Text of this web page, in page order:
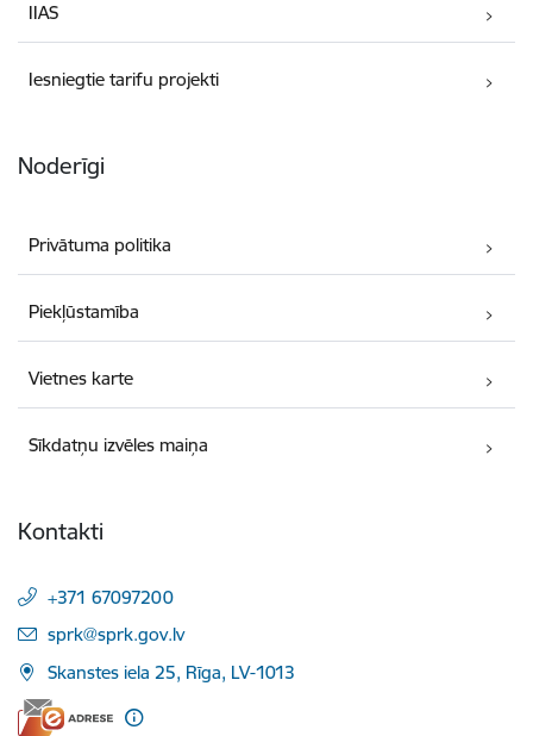
IIAS
Iesniegtie tarifu projekti
Noderīgi
Privātuma politika
Piekļūstamība
Vietnes karte
Sīkdatņu izvēles maiņa
Kontakti
+371 67097200
E-pasts:
sprk@sprk.gov.lv
Skanstes iela 25, Rīga, LV-1013